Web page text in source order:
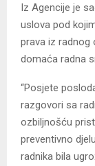
Iz Agencije je
uslova pod
prava iz radnog
domaća radna
“Posjete
razgovori sa
ozbiljnošću
preventivno
radnika bila